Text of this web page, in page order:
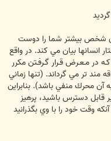
شخص بيشتر شما را دوست
بيان مي كند. در واقع
مـعـرض قـرار گـرفـتن مكرر
تر مي گرداند. (تنها زماني
آن محرك منفي باشد). بنابراين
قابل دسترس باشيد، پرهيز
وقت خود را با وي بگذرانيد